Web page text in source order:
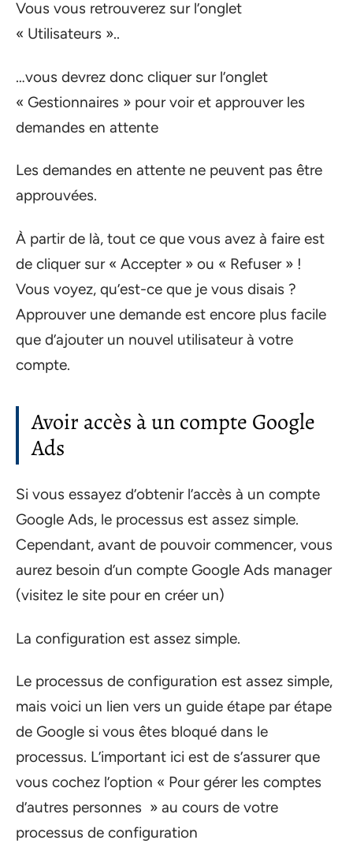
Vous vous retrouverez sur l’onglet
« Utilisateurs »..
…vous devrez donc cliquer sur l’onglet
« Gestionnaires » pour voir et approuver les
demandes en attente
Les demandes en attente ne peuvent pas être
approuvées.
À partir de là, tout ce que vous avez à faire est
de cliquer sur « Accepter » ou « Refuser » !
Vous voyez, qu’est-ce que je vous disais ?
Approuver une demande est encore plus facile
que d’ajouter un nouvel utilisateur à votre
compte.
Avoir accès à un compte Google
Ads
Si vous essayez d’obtenir l’accès à un compte
Google Ads, le processus est assez simple.
Cependant, avant de pouvoir commencer, vous
aurez besoin d’un compte Google Ads manager
(visitez le site pour en créer un)
La configuration est assez simple.
Le processus de configuration est assez simple,
mais voici un lien vers un guide étape par étape
de Google si vous êtes bloqué dans le
processus. L’important ici est de s’assurer que
vous cochez l’option « Pour gérer les comptes
d’autres personnes » au cours de votre
processus de configuration